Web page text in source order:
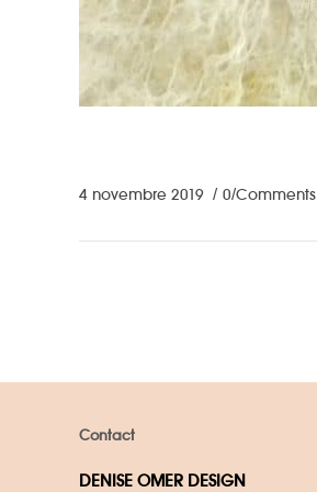
4 novembre 2019 0 Comments
Contact
DENISE OMER DESIGN